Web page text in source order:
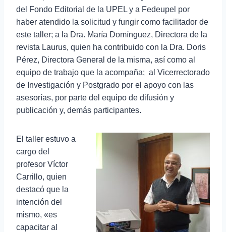
del Fondo Editorial de la UPEL y a Fedeupel por
haber atendido la solicitud y fungir como facilitador de
este taller; a la Dra. María Domínguez, Directora de la
revista Laurus, quien ha contribuido con la Dra. Doris
Pérez, Directora General de la misma, así como al
equipo de trabajo que la acompaña; al Vicerrectorado
de Investigación y Postgrado por el apoyo con las
asesorías, por parte del equipo de difusión y
publicación y, demás participantes.
El taller estuvo a
cargo del
profesor Víctor
Carrillo, quien
destacó que la
intención del
mismo, «es
capacitar al